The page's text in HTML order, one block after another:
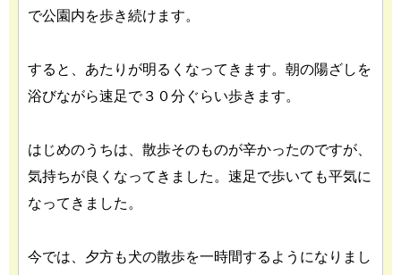
で公園内を歩き続けます。
すると、あたりが明るくなってきます。朝の陽ざしを
浴びながら速足で３０分ぐらい歩きます。
はじめのうちは、散歩そのものが辛かったのですが、
気持ちが良くなってきました。速足で歩いても平気に
なってきました。
今では、夕方も犬の散歩を一時間するようになりまし